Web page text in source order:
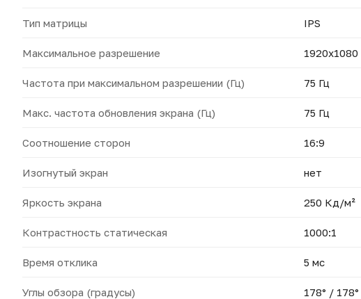
Тип матрицы IPS
Максимальное разрешение 1920x1080
Частота при максимальном разрешении (Гц) 75 Гц
Макс. частота обновления экрана (Гц) 75 Гц
Соотношение сторон 16:9
Изогнутый экран нет
Яркость экрана 250 Кд/м²
Контрастность статическая 1000:1
Время отклика 5 мс
Углы обзора (градусы) 178° / 178°